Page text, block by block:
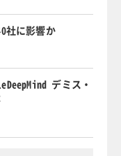
社に影響か
デミス・